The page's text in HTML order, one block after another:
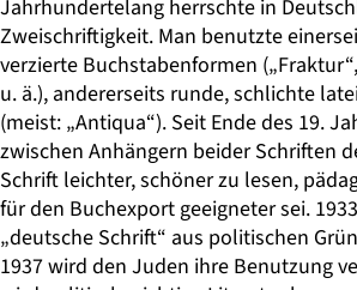
Jahrhundertelang herrschte in
Zweischriftigkeit. Man benutzte
verzierte Buchstabenformen
u. ä.), andererseits runde, schlichte
(meist: „Antiqua“). Seit Ende des 19.
zwischen Anhängern beider Schriften
Schrift leichter, schöner zu lesen,
für den Buchexport geeigneter sei.
„deutsche Schrift“ aus politischen
1937 wird den Juden ihre Benutzung